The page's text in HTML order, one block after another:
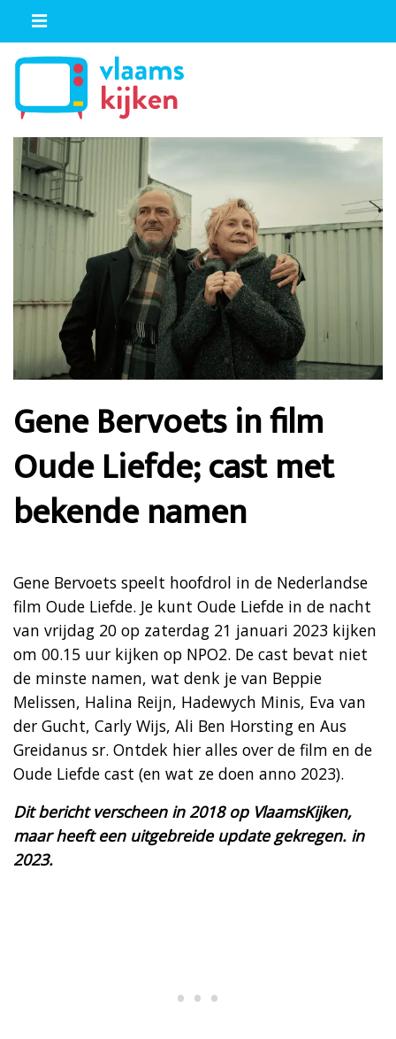
Gene Bervoets in film
Oude Liefde; cast met
bekende namen
Gene Bervoets speelt hoofdrol in de Nederlandse
film Oude Liefde. Je kunt Oude Liefde in de nacht
van vrijdag 20 op zaterdag 21 januari 2023 kijken
om 00.15 uur kijken op NPO2. De cast bevat niet
de minste namen, wat denk je van Beppie
Melissen, Halina Reijn, Hadewych Minis, Eva van
der Gucht, Carly Wijs, Ali Ben Horsting en Aus
Greidanus sr. Ontdek hier alles over de film en de
Oude Liefde cast (en wat ze doen anno 2023).
Dit bericht verscheen in 2018 op VlaamsKijken,
maar heeft een uitgebreide update gekregen. in
2023.